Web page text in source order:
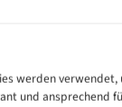
4/6
4/6
werden verwendet,
und ansprechend